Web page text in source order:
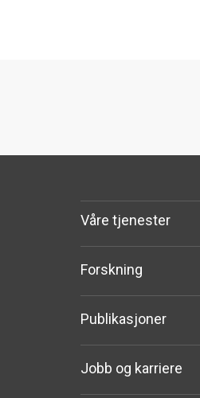
Våre tjenester
Forskning
Publikasjoner
Jobb og karriere